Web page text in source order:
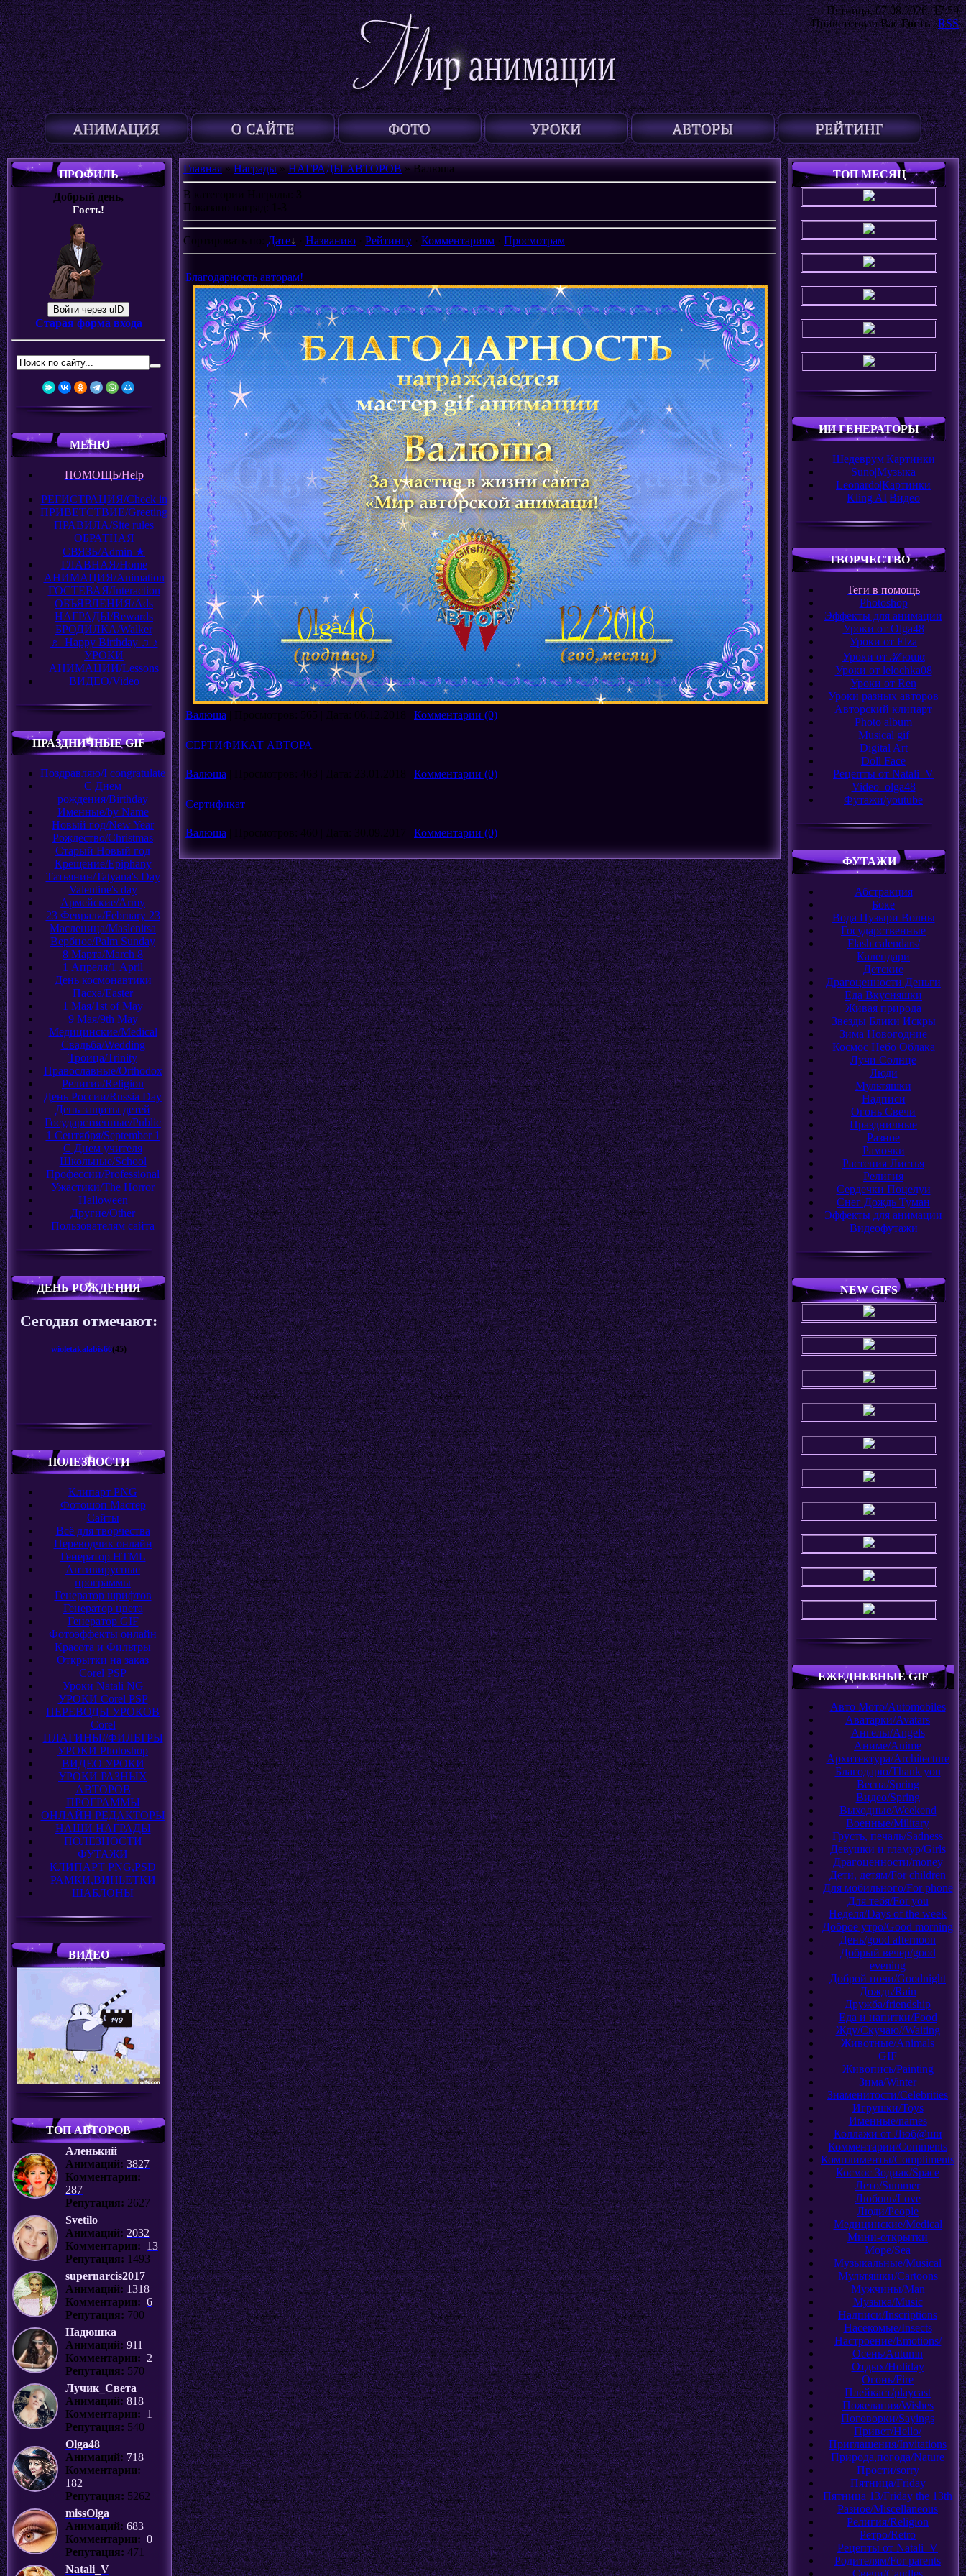
Пятница, 07.08.2026, 17:59
Приветствую Вас Гость|RSS
ПРОФИЛЬ
Добрый день,
Гость!
Войти через uID
Старая форма входа
МЕНЮ
ПОМОЩЬ/Help
РЕГИСТРАЦИЯ/Check in
ПРИВЕТСТВИЕ/Greeting
ПРАВИЛА/Site rules
ОБРАТНАЯ
СВЯЗЬ/Admin ★
ГЛАВНАЯ/Home
АНИМАЦИЯ/Animation
ГОСТЕВАЯ/Interaction
ОБЪЯВЛЕНИЯ/Ads
НАГРАДЫ/Rewards
БРОДИЛКА/Walker
♬ Happy Birthday ♫ ♪
УРОКИ
АНИМАЦИИ/Lessons
ВИДЕО/Video
ПРАЗДНИЧНЫЕ GIF
Поздравляю/I congratulate
С Днем
рождения/Birthday
Именные/by Name
Новый год/New Year
Рождество/Christmas
Старый Новый год
Крещение/Epiphany
Татьянин/Tatyana's Day
Valentine's day
Армейские/Army
23 Февраля/February 23
Масленица/Maslenitsa
Вербное/Palm Sunday
8 Марта/March 8
1 Апреля/1 April
День космонавтики
Пасха/Easter
1 Мая/1st of May
9 Мая/9th May
Медицинские/Medical
Свадьба/Wedding
Троица/Trinity
Православные/Orthodox
Религия/Religion
День России/Russia Day
День защиты детей
Государственные/Public
1 Сентября/September 1
С Днем учителя
Школьные/School
Профессии/Professional
Ужастики/The Horror
Halloween
Другие/Оther
Пользователям сайта
ДЕНЬ РОЖДЕНИЯ
Сегодня отмечают:
wioletakalabis66(45)
ПОЛЕЗНОСТИ
Клипарт PNG
Фотошоп Мастер
Сайты
Всё для творчества
Переводчик онлайн
Генератор HTML
Антивирусные
программы
Генератор шрифтов
Генератор цвета
Генератор GIF
Фотоэффекты онлайн
Красота и Фильтры
Открытки на заказ
Corel PSP
Уроки Natali NG
УРОКИ Corel PSP
ПЕРЕВОДЫ УРОКОВ
Corel
ПЛАГИНЫ//ФИЛЬТРЫ
УРОКИ Photoshop
ВИДЕО УРОКИ
УРОКИ РАЗНЫХ
АВТОРОВ
ПРОГРАММЫ
ОНЛАЙН РЕДАКТОРЫ
НАШИ НАГРАДЫ
ПОЛЕЗНОСТИ
ФУТАЖИ
КЛИПАРТ PNG,PSD
РАМКИ,ВИНЬЕТКИ
ШАБЛОНЫ
ВИДЕО
ТОП АВТОРОВ
Аленький
Анимаций: 3827
Комментарии:
287
Репутация: 2627
Svetilo
Анимаций: 2032
Комментарии: 13
Репутация: 1493
supernarcis2017
Анимаций: 1318
Комментарии: 6
Репутация: 700
Надюшка
Анимаций: 911
Комментарии: 2
Репутация: 570
Лучик_Света
Анимаций: 818
Комментарии: 1
Репутация: 540
Olga48
Анимаций: 718
Комментарии:
182
Репутация: 5262
missOlga
Анимаций: 683
Комментарии: 0
Репутация: 471
Natali_V
Главная»Награды»НАГРАДЫ АВТОРОВ» Валюша
В категории Награды
3
Показано наград
1-3
Сортировать по Дате Названию Рейтингу Комментариям Просмотрам
Благодарность авторам!
Валюша Просмотров: 565 Дата: 06.12.2018 Комментарии (0)
СЕРТИФИКАТ АВТОРА
Валюша Просмотров: 463 Дата: 23.01.2018 Комментарии (0)
Сертификат
Валюша Просмотров: 460 Дата: 30.09.2017 Комментарии (0)
ТОП МЕСЯЦ
ИИ ГЕНЕРАТОРЫ
Шедеврум|Картинки
Suno|Музыка
Leonardo|Картинки
Kling AI|Видео
ТВОРЧЕСТВО
Теги в помощь
Photoshop
Эффекты для анимации
Уроки от Olga48
Уроки от Elza
Уроки от ℋюɯα
Уроки от lelochka08
Уроки от Ren
Уроки разных авторов
Авторский клипарт
Photo album
Musical gif
Digital Art
Doll Face
Рецепты от Natali_V
Video_olga48
Футажи/youtube
ФУТАЖИ
Абстракция
Боке
Вода Пузыри Волны
Государственные
Flash сalendars/
Календари
Детские
Драгоценности Деньги
Еда Вкусняшки
Живая природа
Звезды Блики Искры
Зима Новогодние
Космос Небо Облака
Лучи Солнце
Люди
Мультяшки
Надписи
Огонь Свечи
Праздничные
Разное
Рамочки
Растения Листья
Религия
Сердечки Поцелуи
Снег Дождь Туман
Эффекты для анимации
Видеофутажи
NEW GIFS
ЕЖЕДНЕВНЫЕ GIF
Авто Мото/Automobiles
Аватарки/Avatars
Ангелы/Angels
Аниме/Anime
Архитектура/Аrchitecture
Благодарю/Thank you
Весна/Spring
Видео/Spring
Выходные/Weekend
Военные/Military
Грусть, печаль/Sadness
Девушки и гламур/Girls
Драгоценности/money
Дети, детям/For children
Для мобильного/For phone
Для тебя/For you
Неделя/Days of the week
Доброе утро/Good morning
День/good afternoon
Добрый вечер/good
evening
Доброй ночи/Goodnight
Дождь/Rain
Дружба/friendship
Еда и напитки/Food
Жду/Скучаю//Waiting
Животные/Animals
GIF
Живопись/Painting
Зима/Winter
Знаменитости/Celebrities
Игрушки/Toys
Именные/names
Коллажи от Люб@ши
Комментарии/Comments
Комплименты/Compliments
Космос Зодиак/Space
Лето/Summer
Любовь/Love
Люди/People
Медицинские/Medical
Мини-открытки
Море/Sea
Музыкальные/Musical
Мультяшки/Cartoons
Мужчины/Man
Музыка/Music
Надписи/Inscriptions
Насекомые/Insects
Настроение/Emotions/
Осень/Autumn
Отдых/Holiday
Огонь/Fire
Плейкаст/playcast
Пожелания/Wishes
Поговорки/Sayings
Привет/Hello/
Приглашения/Invitations
Природа,погода/Nature
Прости/sorry
Пятница/Friday
Пятница 13/Friday the 13th
Разное/Miscellaneous
Религия/Religion
Ретро/Retro
Рецепты от Natali_V
Родителям/For parents
Свечи/Candles